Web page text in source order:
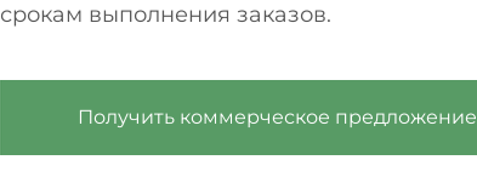
срокам выполнения заказов.
Получить коммерческое предложение